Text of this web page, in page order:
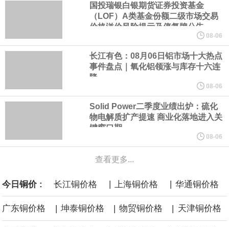
欧股开盘涨跌不一，德国DAX指数跌0.29%，英国富时100指数涨
0.08%，法国CAC40指数涨0.03%，欧洲斯托克50指数跌0.15%，
意大利富时MIB指数跌0.18%。
瑞士7月季调后失业率 3.1%，预期 3.1%，前值 3.1%。瑞士7月未
商品期货收盘，黄金连续涨3.44%，焦炭连续涨2.72%，铁矿石连续
涨2.64%，镍连续跌2.62%，白银连续涨2.61%。
沙特下调了对亚洲的主要原油价格，与此同时，各方正就一项旨在
国投瑞银白银期货证券投资基金
（LOF）A类基金份额二级市场交易
价格溢价风险提示及停复牌公告
08-06
长江有色：08月06日铝市场十大热点
事件盘点｜氧化铝领涨与库存十六连
降
08-06
Solid Power二季度业绩出炉：硫化
物电解质扩产提速 商业化落地进入关
键窗口期
08-06
查看更多...
今日铜价 : 长江铜价格 | 上海铜价格 | 华通铜价格
广东铜价格 | 坤泰铜价格 | 物贸铜价格 | 天津铜价格